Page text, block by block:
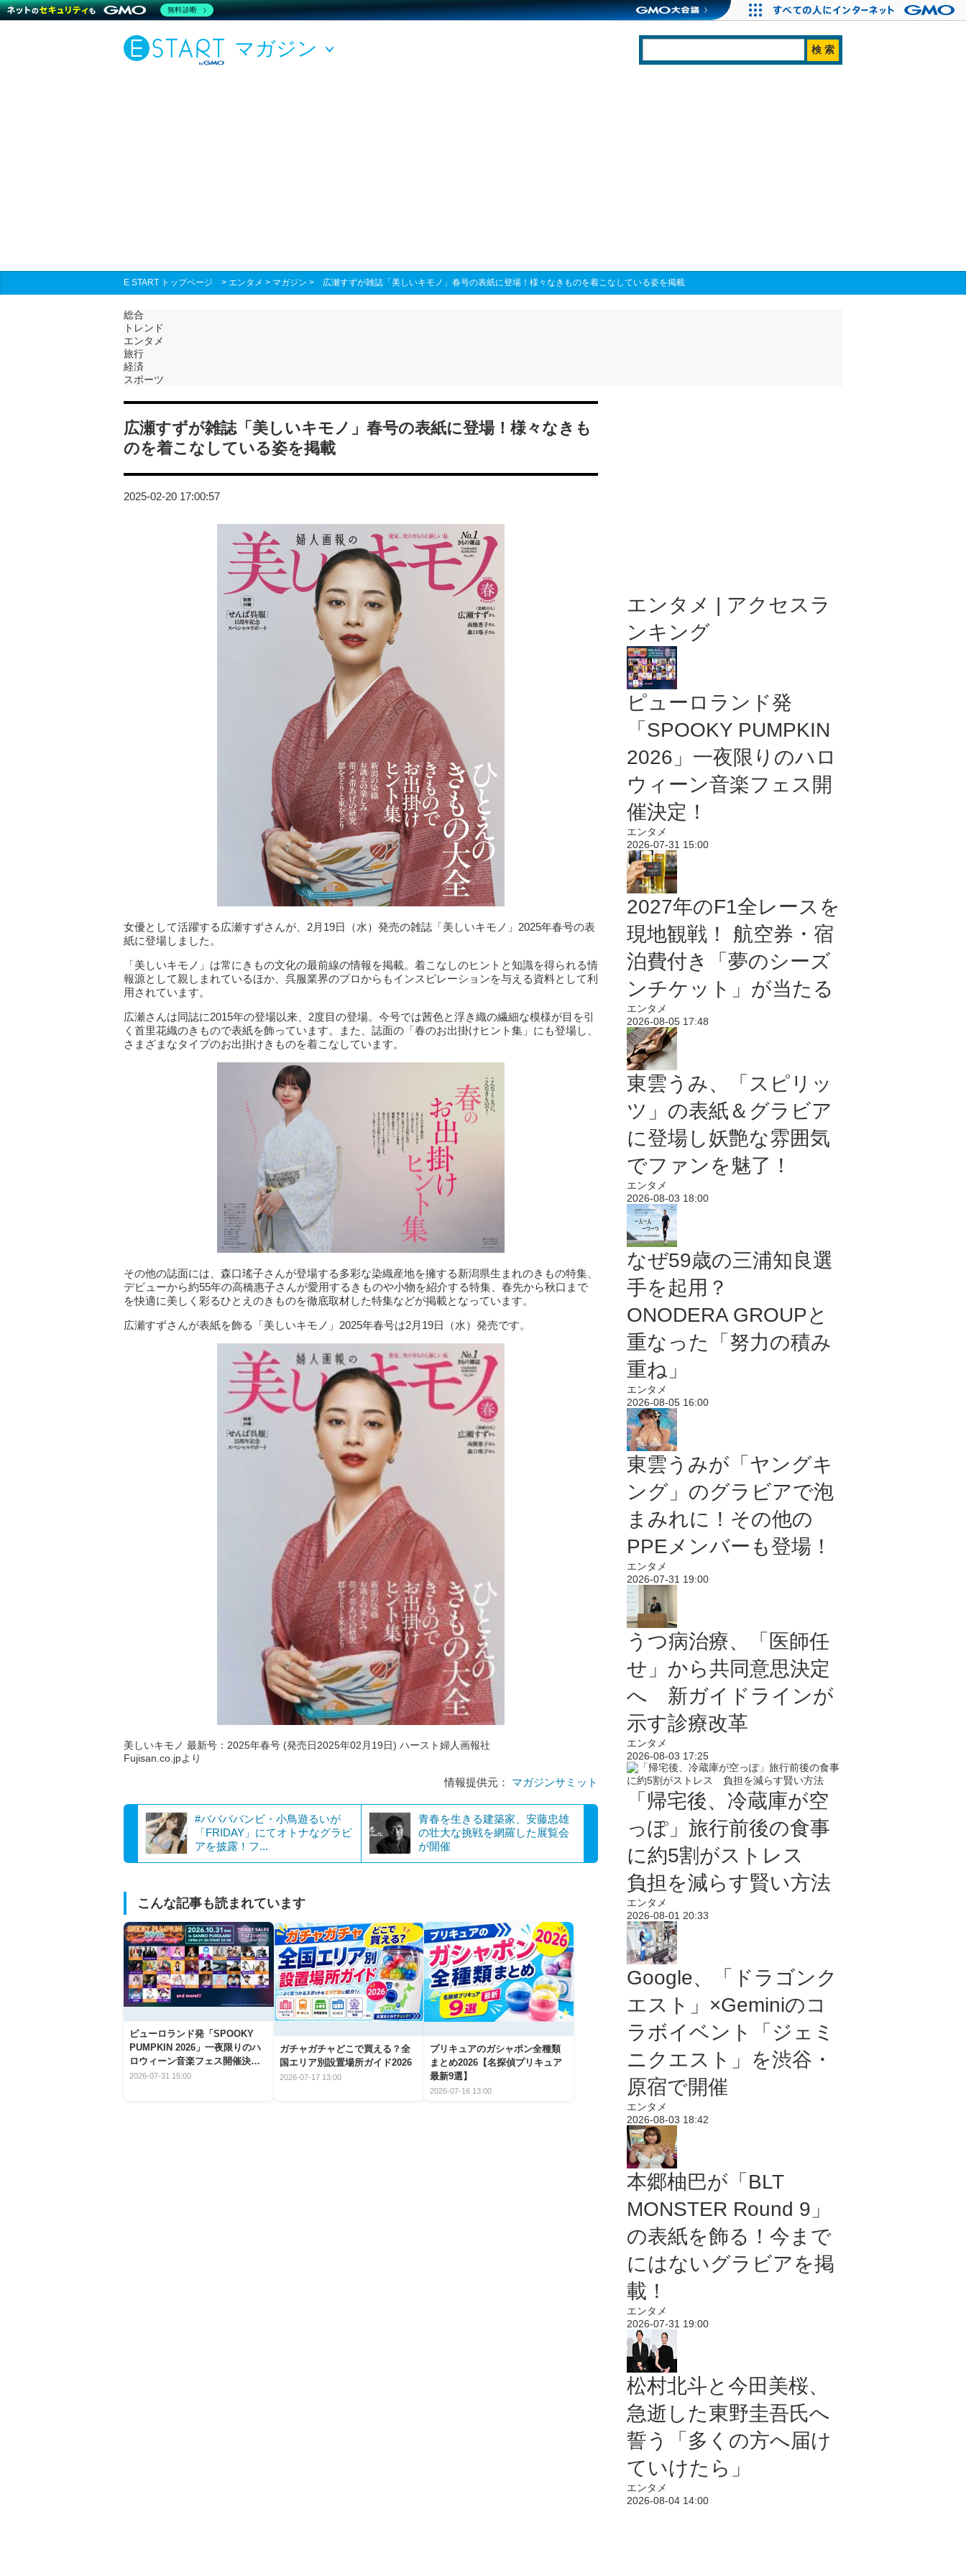
マガジン
E START トップページ > エンタメ > マガジン > 広瀬すずが雑誌「美しいキモノ」春号の表紙に登場！様々なきものを着こなしている姿を掲載
総合
トレンド
エンタメ
旅行
経済
スポーツ
広瀬すずが雑誌「美しいキモノ」春号の表紙に登場！様々なきも
のを着こなしている姿を掲載
2025-02-20 17:00:57
女優として活躍する広瀬すずさんが、2月19日（水）発売の雑誌「美しいキモノ」2025年春号の表
紙に登場しました。
「美しいキモノ」は常にきもの文化の最前線の情報を掲載。着こなしのヒントと知識を得られる情
報源として親しまれているほか、呉服業界のプロからもインスピレーションを与える資料として利
用されています。
広瀬さんは同誌に2015年の登場以来、2度目の登場。今号では茜色と浮き織の繊細な模様が目を引
く首里花織のきもので表紙を飾っています。また、誌面の「春のお出掛けヒント集」にも登場し、
さまざまなタイプのお出掛けきものを着こなしています。
その他の誌面には、森口瑤子さんが登場する多彩な染織産地を擁する新潟県生まれのきもの特集、
デビューから約55年の高橋惠子さんが愛用するきものや小物を紹介する特集、春先から秋口まで
を快適に美しく彩るひとえのきものを徹底取材した特集などが掲載となっています。
広瀬すずさんが表紙を飾る「美しいキモノ」2025年春号は2月19日（水）発売です。
美しいキモノ 最新号：2025年春号 (発売日2025年02月19日) ハースト婦人画報社
Fujisan.co.jpより
情報提供元： マガジンサミット
#ババババンビ・小鳥遊るいが
「FRIDAY」にてオトナなグラビ
アを披露！フ...
青春を生きる建築家、安藤忠雄
の壮大な挑戦を網羅した展覧会
が開催
こんな記事も読まれています
ピューロランド発「SPOOKY
PUMPKIN 2026」一夜限りのハ
ロウィーン音楽フェス開催決
定！
2026-07-31 15:00
ガチャガチャどこで買える？全
国エリア別設置場所ガイド2026
2026-07-17 13:00
プリキュアのガシャポン全種類
まとめ2026【名探偵プリキュア
最新9選】
2026-07-16 13:00
エンタメ | アクセスラ
ンキング
ピューロランド発
「SPOOKY PUMPKIN
2026」一夜限りのハロ
ウィーン音楽フェス開
催決定！
エンタメ
2026-07-31 15:00
2027年のF1全レースを
現地観戦！ 航空券・宿
泊費付き「夢のシーズ
ンチケット」が当たる
エンタメ
2026-08-05 17:48
東雲うみ、「スピリッ
ツ」の表紙＆グラビア
に登場し妖艶な雰囲気
でファンを魅了！
エンタメ
2026-08-03 18:00
なぜ59歳の三浦知良選
手を起用？
ONODERA GROUPと
重なった「努力の積み
重ね」
エンタメ
2026-08-05 16:00
東雲うみが「ヤングキ
ング」のグラビアで泡
まみれに！その他の
PPEメンバーも登場！
エンタメ
2026-07-31 19:00
うつ病治療、「医師任
せ」から共同意思決定
へ 新ガイドラインが
示す診療改革
エンタメ
2026-08-03 17:25
「帰宅後、冷蔵庫が空
っぽ」旅行前後の食事
に約5割がストレス
負担を減らす賢い方法
エンタメ
2026-08-01 20:33
Google、「ドラゴンク
エスト」×Geminiのコ
ラボイベント「ジェミ
ニクエスト」を渋谷・
原宿で開催
エンタメ
2026-08-03 18:42
本郷柚巴が「BLT
MONSTER Round 9」
の表紙を飾る！今まで
にはないグラビアを掲
載！
エンタメ
2026-07-31 19:00
松村北斗と今田美桜、
急逝した東野圭吾氏へ
誓う「多くの方へ届け
ていけたら」
エンタメ
2026-08-04 14:00
無料診断